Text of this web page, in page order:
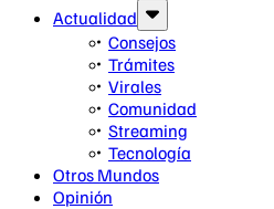
Actualidad
Consejos
Trámites
Virales
Comunidad
Streaming
Tecnología
Otros Mundos
Opinión